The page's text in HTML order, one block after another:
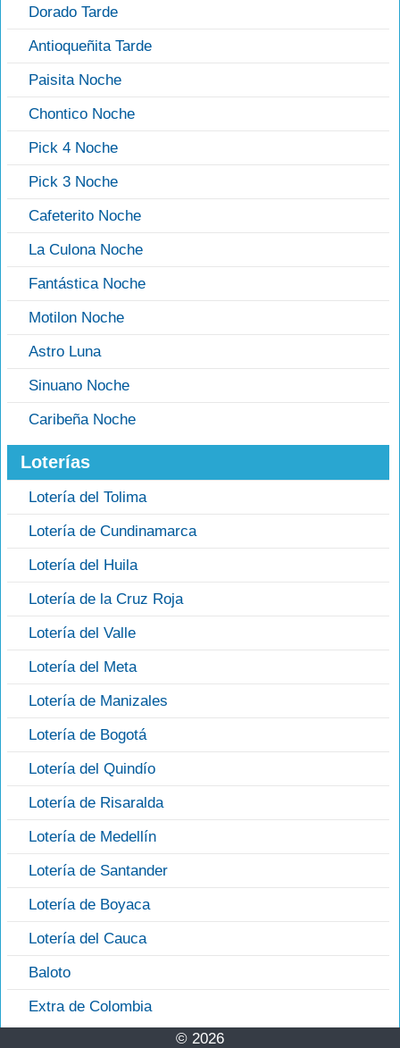
Dorado Tarde
Antioqueñita Tarde
Paisita Noche
Chontico Noche
Pick 4 Noche
Pick 3 Noche
Cafeterito Noche
La Culona Noche
Fantástica Noche
Motilon Noche
Astro Luna
Sinuano Noche
Caribeña Noche
Loterías
Lotería del Tolima
Lotería de Cundinamarca
Lotería del Huila
Lotería de la Cruz Roja
Lotería del Valle
Lotería del Meta
Lotería de Manizales
Lotería de Bogotá
Lotería del Quindío
Lotería de Risaralda
Lotería de Medellín
Lotería de Santander
Lotería de Boyaca
Lotería del Cauca
Baloto
Extra de Colombia
© 2026